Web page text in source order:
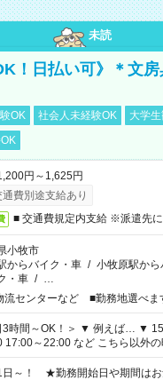
未読
！日払い可》＊文
OK 社会人未経験OK 大学
円～1,625円
通費別途支給あり
■ 交通費規定内支給 ※派遣先
小牧市
からバイク・車 / 小牧原駅か
・車 / …
流センターなど ■勤務地選べま
！＞ ▼ 例えば… ▼ 15:00～18:00 15:00～
など こちら以外の時間もお気軽にご相談く
！
日～！ ★勤務開始日や期間はお